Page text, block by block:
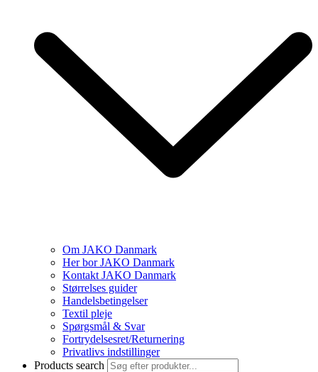
Om JAKO Danmark
Her bor JAKO Danmark
Kontakt JAKO Danmark
Størrelses guider
Handelsbetingelser
Textil pleje
Spørgsmål & Svar
Fortrydelsesret/Returnering
Privatlivs indstillinger
Products search